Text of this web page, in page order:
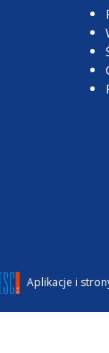
Aplikacje i